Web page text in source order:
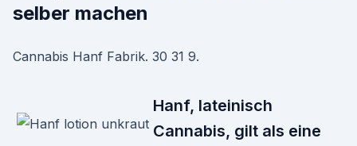
selber machen
Cannabis Hanf Fabrik. 30 31 9.
Hanf, lateinisch
Cannabis, gilt als eine